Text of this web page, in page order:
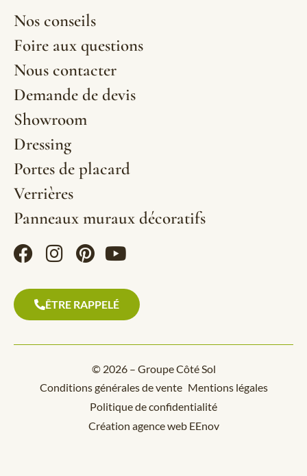
Nos conseils
Foire aux questions
Nous contacter
Demande de devis
Showroom
Dressing
Portes de placard
Verrières
Panneaux muraux décoratifs
ÊTRE RAPPELÉ
© 2026 – Groupe Côté Sol
Conditions générales de vente Mentions légales
Politique de confidentialité
Création agence web EEnov